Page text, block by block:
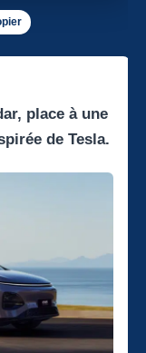
place à une
de Tesla.